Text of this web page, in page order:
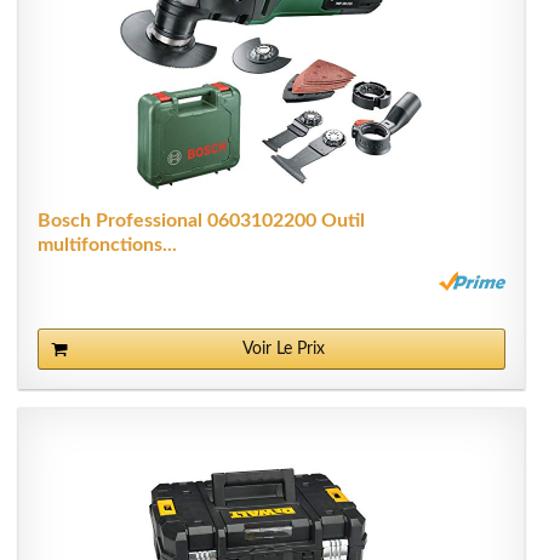
Bosch Professional 0603102200 Outil
multifonctions...
Voir Le Prix